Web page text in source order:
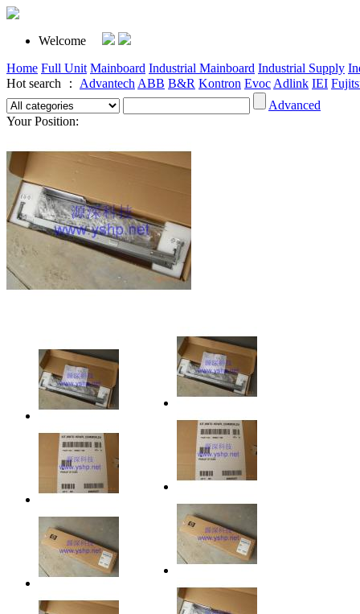
Welcome
Home Full Unit Mainboard Industrial Mainboard Industrial Supply
Hot search ： Advantech ABB B&R Kontron Evoc Adlink IEI
Advanced
Your Position: